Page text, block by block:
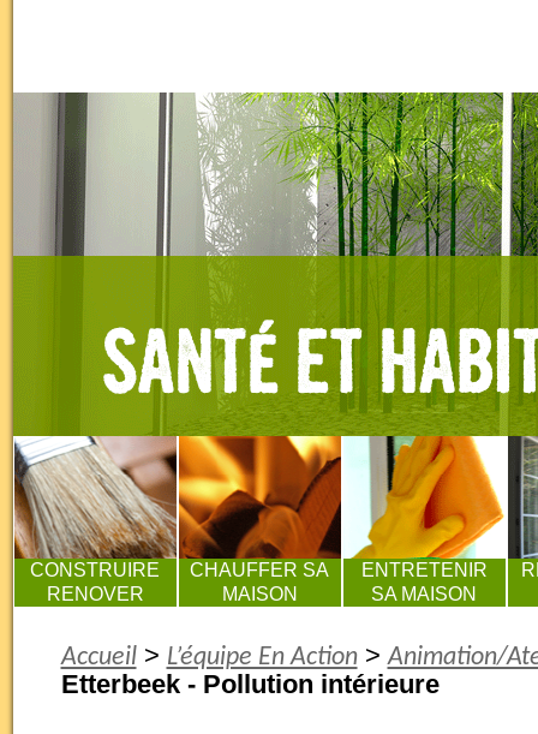
CONSTRUIRE
RENOVER
CHAUFFER SA
MAISON
ENTRETENIR
SA MAISON
Accueil> L’équipe En Action> Animation/
Etterbeek - Pollution intérieure